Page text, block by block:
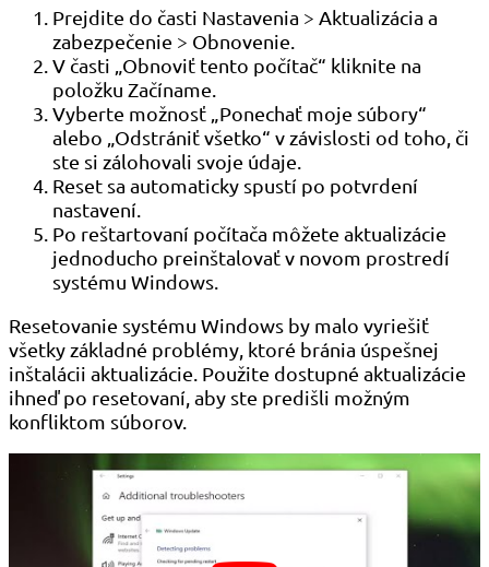
Prejdite do časti Nastavenia > Aktualizácia a
zabezpečenie > Obnovenie.
V časti „Obnoviť tento počítač“ kliknite na
položku Začíname.
Vyberte možnosť „Ponechať moje súbory“
alebo „Odstrániť všetko“ v závislosti od toho, či
ste si zálohovali svoje údaje.
Reset sa automaticky spustí po potvrdení
nastavení.
Po reštartovaní počítača môžete aktualizácie
jednoducho preinštalovať v novom prostredí
systému Windows.
Resetovanie systému Windows by malo vyriešiť
všetky základné problémy, ktoré bránia úspešnej
inštalácii aktualizácie. Použite dostupné aktualizácie
ihneď po resetovaní, aby ste predišli možným
konfliktom súborov.